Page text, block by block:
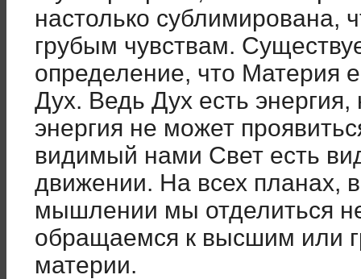
настолько сублимирована,
грубым чувствам.
определение, что Материя
Дух. Ведь Дух есть
энергия не может
видимый нами Свет есть
движении. На всех планах,
мышлении мы отделиться
обращаемся к высшим или
материи.